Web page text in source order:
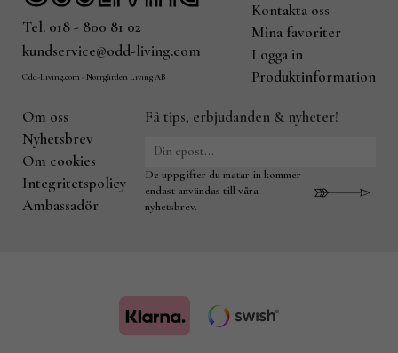
Tel. 018 - 800 81 02
kundservice@odd-living.com
Odd-Living.com - Norrgården Living AB
Kontakta oss
Mina favoriter
Logga in
Produktinformation
Om oss
Nyhetsbrev
Om cookies
Integritetspolicy
Ambassadör
Få tips, erbjudanden & nyheter!
De uppgifter du matar in kommer
endast användas till våra
nyhetsbrev.